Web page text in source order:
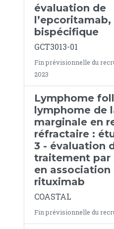
évaluation de
bispécifique
GCT3013-01
Fin prévisionnelle du
2023
Lymphome
lymphome de
marginale en
réfractaire :
3 - évaluation
traitement par
en association
rituximab
COASTAL
Fin prévisionnelle du